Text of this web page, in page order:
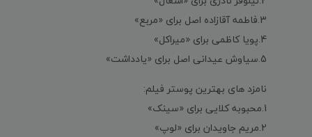
3.فاطمه آقازاده اصل برای «مربع»
4.پویا کاظمی برای «میراکل»
5.سیاوش عیدانی اصل برای «یادداشت»
نامزد های بهترین پوستر فیلم:
1.محبوبه کلایی برای «سینک»
2.مریم جاویدان برای «لوپ»